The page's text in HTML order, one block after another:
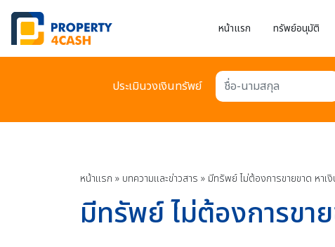
หน้าแรก ทรัพย์อนุมัติ
ประเมินวงเงินทรัพย์ ชื่อ-นามสกุล
หน้าแรก » บทความเเละข่าวสาร » มีทรัพย์ ไม่ต้องการขายขาด หาเ
มีทรัพย์ ไม่ต้องการขา